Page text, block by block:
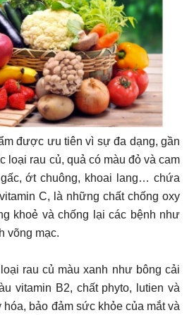
được ưu tiên vì sự đa dạng, gần
loại rau củ, quả có màu đỏ và cam
ớt chuông, khoai lang… chứa
C, là những chất chống oxy
khoẻ và chống lại các bệnh như
võng mạc.
rau củ màu xanh như bông cải
vitamin B2, chất phyto, lutien và
bảo đảm sức khỏe của mắt và